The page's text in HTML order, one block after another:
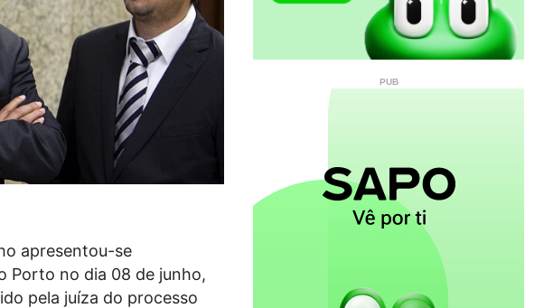
apresentou-se
Porto no dia 08 de junho,
pela juíza do processo